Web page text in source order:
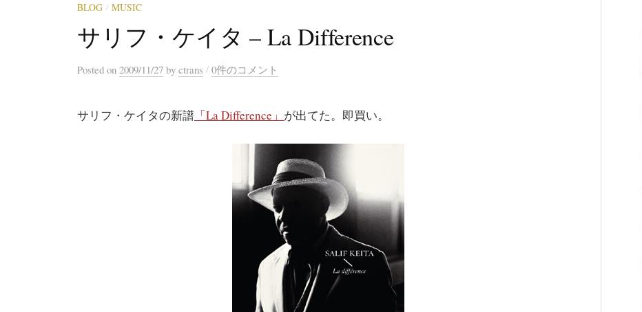
BLOG / MUSIC
サリフ・ケイタ – La Difference
Posted on 2009/11/27 by ctrans / 0件のコメント
サリフ・ケイタの新譜 「La Difference」 が出てた。即買い。